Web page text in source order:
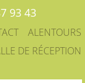
93 43
ALENTOURS
DE RÉCEPTION